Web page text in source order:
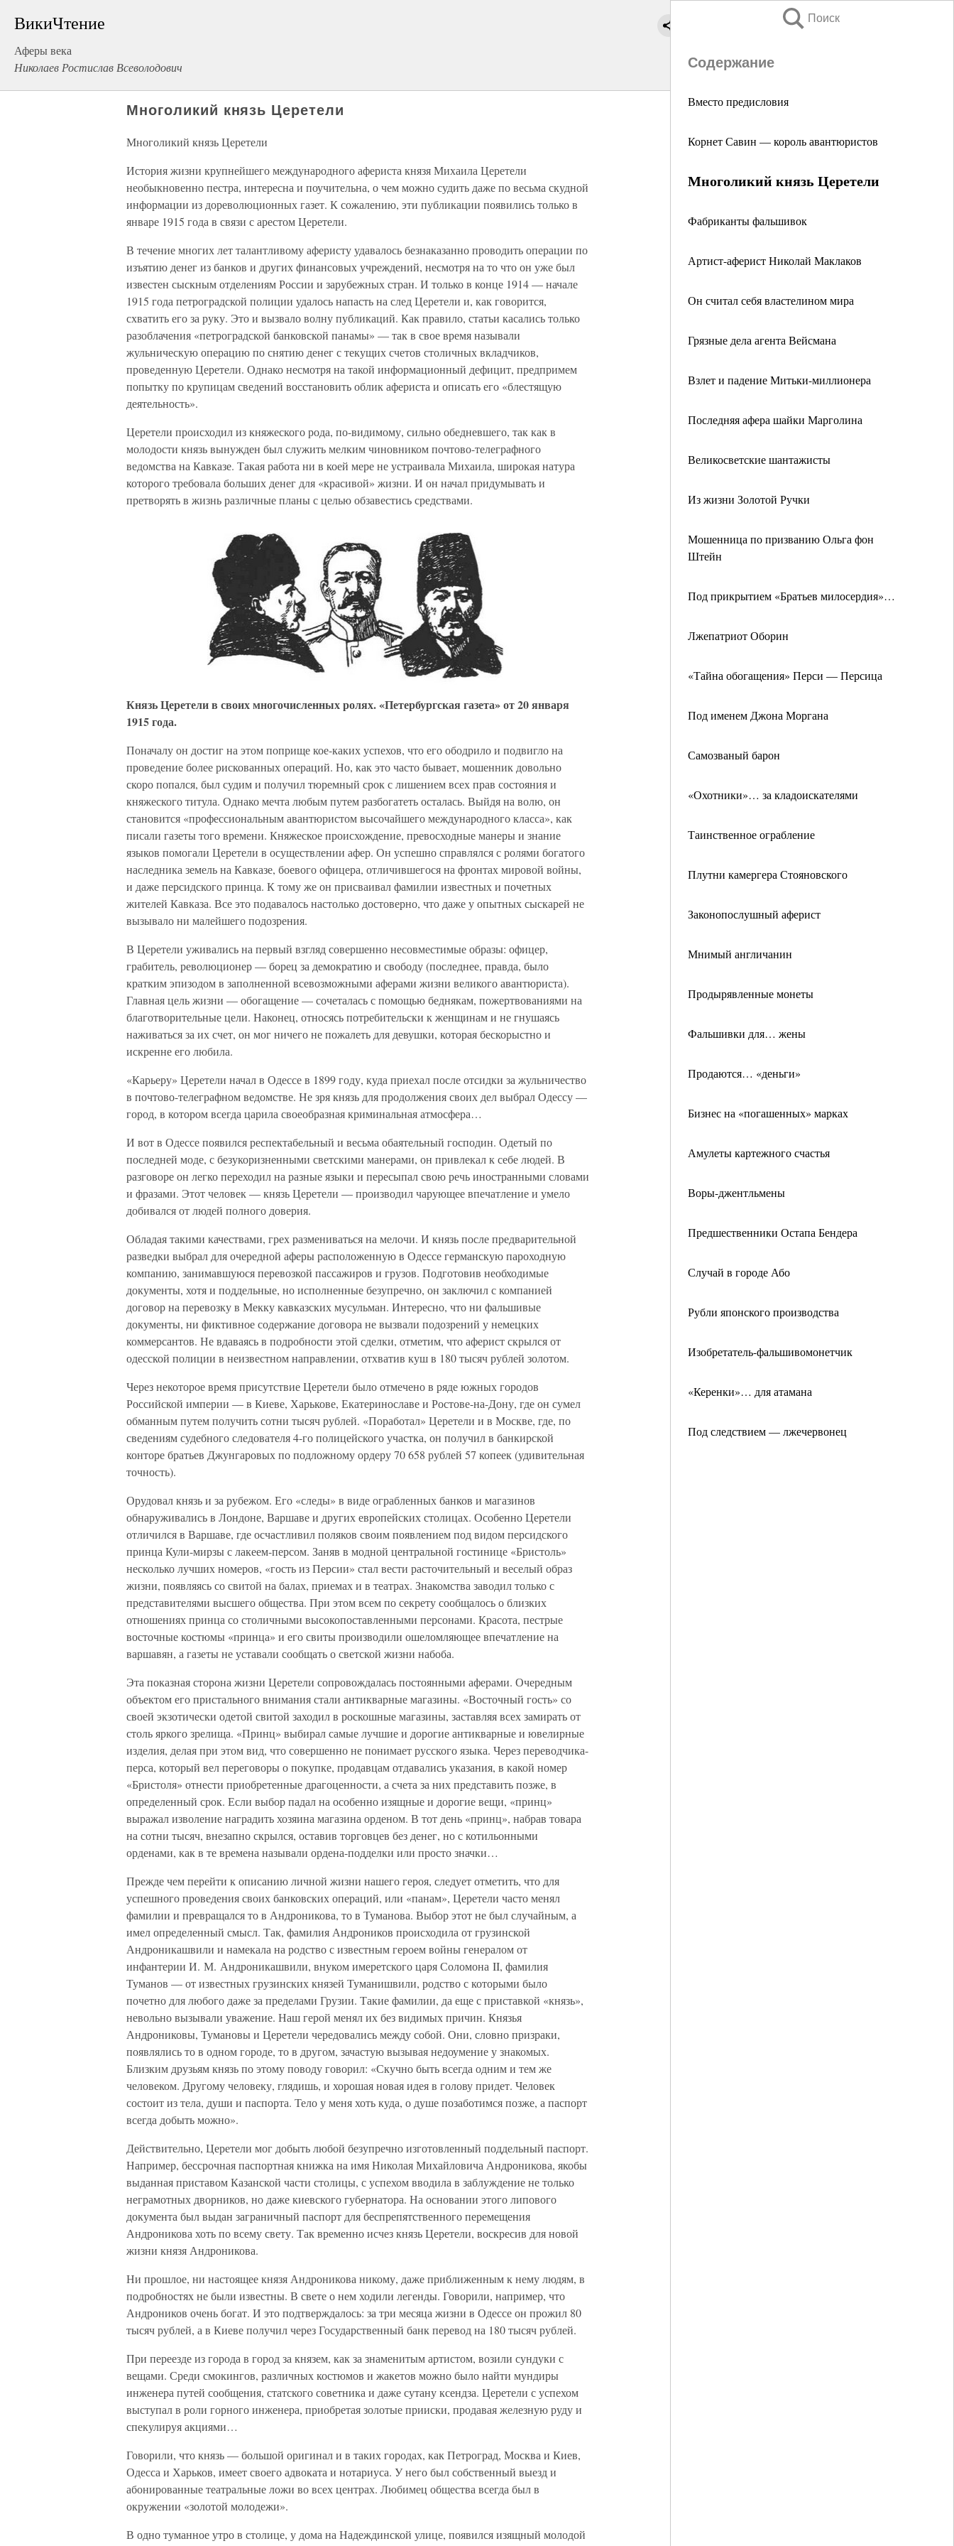
ВикиЧтение
Аферы века
Николаев Ростислав Всеволодович
Поиск
Содержание
Вместо предисловия
Корнет Савин — король авантюристов
Многоликий князь Церетели
Фабриканты фальшивок
Артист-аферист Николай Маклаков
Он считал себя властелином мира
Грязные дела агента Вейсмана
Взлет и падение Митьки-миллионера
Последняя афера шайки Марголина
Великосветские шантажисты
Из жизни Золотой Ручки
Мошенница по призванию Ольга фон
Штейн
Под прикрытием «Братьев милосердия»…
Лжепатриот Оборин
«Тайна обогащения» Перси — Персица
Под именем Джона Моргана
Самозваный барон
«Охотники»… за кладоискателями
Таинственное ограбление
Плутни камергера Стояновского
Законопослушный аферист
Мнимый англичанин
Продырявленные монеты
Фальшивки для… жены
Продаются… «деньги»
Бизнес на «погашенных» марках
Амулеты картежного счастья
Воры-джентльмены
Предшественники Остапа Бендера
Случай в городе Або
Рубли японского производства
Изобретатель-фальшивомонетчик
«Керенки»… для атамана
Под следствием — лжечервонец
Многоликий князь Церетели
Многоликий князь Церетели
История жизни крупнейшего международного афериста князя Михаила Церетели
необыкновенно пестра, интересна и поучительна, о чем можно судить даже по весьма скудной
информации из дореволюционных газет. К сожалению, эти публикации появились только в
январе 1915 года в связи с арестом Церетели.
В течение многих лет талантливому аферисту удавалось безнаказанно проводить операции по
изъятию денег из банков и других финансовых учреждений, несмотря на то что он уже был
известен сыскным отделениям России и зарубежных стран. И только в конце 1914 — начале
1915 года петроградской полиции удалось напасть на след Церетели и, как говорится,
схватить его за руку. Это и вызвало волну публикаций. Как правило, статьи касались только
разоблачения «петроградской банковской панамы» — так в свое время называли
жульническую операцию по снятию денег с текущих счетов столичных вкладчиков,
проведенную Церетели. Однако несмотря на такой информационный дефицит, предпримем
попытку по крупицам сведений восстановить облик афериста и описать его «блестящую
деятельность».
Церетели происходил из княжеского рода, по-видимому, сильно обедневшего, так как в
молодости князь вынужден был служить мелким чиновником почтово-телеграфного
ведомства на Кавказе. Такая работа ни в коей мере не устраивала Михаила, широкая натура
которого требовала больших денег для «красивой» жизни. И он начал придумывать и
претворять в жизнь различные планы с целью обзавестись средствами.
Князь Церетели в своих многочисленных ролях. «Петербургская газета» от 20 января
1915 года.
Поначалу он достиг на этом поприще кое-каких успехов, что его ободрило и подвигло на
проведение более рискованных операций. Но, как это часто бывает, мошенник довольно
скоро попался, был судим и получил тюремный срок с лишением всех прав состояния и
княжеского титула. Однако мечта любым путем разбогатеть осталась. Выйдя на волю, он
становится «профессиональным авантюристом высочайшего международного класса», как
писали газеты того времени. Княжеское происхождение, превосходные манеры и знание
языков помогали Церетели в осуществлении афер. Он успешно справлялся с ролями богатого
наследника земель на Кавказе, боевого офицера, отличившегося на фронтах мировой войны,
и даже персидского принца. К тому же он присваивал фамилии известных и почетных
жителей Кавказа. Все это подавалось настолько достоверно, что даже у опытных сыскарей не
вызывало ни малейшего подозрения.
В Церетели уживались на первый взгляд совершенно несовместимые образы: офицер,
грабитель, революционер — борец за демократию и свободу (последнее, правда, было
кратким эпизодом в заполненной всевозможными аферами жизни великого авантюриста).
Главная цель жизни — обогащение — сочеталась с помощью беднякам, пожертвованиями на
благотворительные цели. Наконец, относясь потребительски к женщинам и не гнушаясь
наживаться за их счет, он мог ничего не пожалеть для девушки, которая бескорыстно и
искренне его любила.
«Карьеру» Церетели начал в Одессе в 1899 году, куда приехал после отсидки за жульничество
в почтово-телеграфном ведомстве. Не зря князь для продолжения своих дел выбрал Одессу —
город, в котором всегда царила своеобразная криминальная атмосфера…
И вот в Одессе появился респектабельный и весьма обаятельный господин. Одетый по
последней моде, с безукоризненными светскими манерами, он привлекал к себе людей. В
разговоре он легко переходил на разные языки и пересыпал свою речь иностранными словами
и фразами. Этот человек — князь Церетели — производил чарующее впечатление и умело
добивался от людей полного доверия.
Обладая такими качествами, грех размениваться на мелочи. И князь после предварительной
разведки выбрал для очередной аферы расположенную в Одессе германскую пароходную
компанию, занимавшуюся перевозкой пассажиров и грузов. Подготовив необходимые
документы, хотя и поддельные, но исполненные безупречно, он заключил с компанией
договор на перевозку в Мекку кавказских мусульман. Интересно, что ни фальшивые
документы, ни фиктивное содержание договора не вызвали подозрений у немецких
коммерсантов. Не вдаваясь в подробности этой сделки, отметим, что аферист скрылся от
одесской полиции в неизвестном направлении, отхватив куш в 180 тысяч рублей золотом.
Через некоторое время присутствие Церетели было отмечено в ряде южных городов
Российской империи — в Киеве, Харькове, Екатеринославе и Ростове-на-Дону, где он сумел
обманным путем получить сотни тысяч рублей. «Поработал» Церетели и в Москве, где, по
сведениям судебного следователя 4-го полицейского участка, он получил в банкирской
конторе братьев Джунгаровых по подложному ордеру 70 658 рублей 57 копеек (удивительная
точность).
Орудовал князь и за рубежом. Его «следы» в виде ограбленных банков и магазинов
обнаруживались в Лондоне, Варшаве и других европейских столицах. Особенно Церетели
отличился в Варшаве, где осчастливил поляков своим появлением под видом персидского
принца Кули-мирзы с лакеем-персом. Заняв в модной центральной гостинице «Бристоль»
несколько лучших номеров, «гость из Персии» стал вести расточительный и веселый образ
жизни, появляясь со свитой на балах, приемах и в театрах. Знакомства заводил только с
представителями высшего общества. При этом всем по секрету сообщалось о близких
отношениях принца со столичными высокопоставленными персонами. Красота, пестрые
восточные костюмы «принца» и его свиты производили ошеломляющее впечатление на
варшавян, а газеты не уставали сообщать о светской жизни набоба.
Эта показная сторона жизни Церетели сопровождалась постоянными аферами. Очередным
объектом его пристального внимания стали антикварные магазины. «Восточный гость» со
своей экзотически одетой свитой заходил в роскошные магазины, заставляя всех замирать от
столь яркого зрелища. «Принц» выбирал самые лучшие и дорогие антикварные и ювелирные
изделия, делая при этом вид, что совершенно не понимает русского языка. Через переводчика-
перса, который вел переговоры о покупке, продавцам отдавались указания, в какой номер
«Бристоля» отнести приобретенные драгоценности, а счета за них представить позже, в
определенный срок. Если выбор падал на особенно изящные и дорогие вещи, «принц»
выражал изволение наградить хозяина магазина орденом. В тот день «принц», набрав товара
на сотни тысяч, внезапно скрылся, оставив торговцев без денег, но с котильонными
орденами, как в те времена называли ордена-подделки или просто значки…
Прежде чем перейти к описанию личной жизни нашего героя, следует отметить, что для
успешного проведения своих банковских операций, или «панам», Церетели часто менял
фамилии и превращался то в Андроникова, то в Туманова. Выбор этот не был случайным, а
имел определенный смысл. Так, фамилия Андроников происходила от грузинской
Андроникашвили и намекала на родство с известным героем войны генералом от
инфантерии И. М. Андроникашвили, внуком имеретского царя Соломона II, фамилия
Туманов — от известных грузинских князей Туманишвили, родство с которыми было
почетно для любого даже за пределами Грузии. Такие фамилии, да еще с приставкой «князь»,
невольно вызывали уважение. Наш герой менял их без видимых причин. Князья
Андрониковы, Тумановы и Церетели чередовались между собой. Они, словно призраки,
появлялись то в одном городе, то в другом, зачастую вызывая недоумение у знакомых.
Близким друзьям князь по этому поводу говорил: «Скучно быть всегда одним и тем же
человеком. Другому человеку, глядишь, и хорошая новая идея в голову придет. Человек
состоит из тела, души и паспорта. Тело у меня хоть куда, о душе позаботимся позже, а паспорт
всегда добыть можно».
Действительно, Церетели мог добыть любой безупречно изготовленный поддельный паспорт.
Например, бессрочная паспортная книжка на имя Николая Михайловича Андроникова, якобы
выданная приставом Казанской части столицы, с успехом вводила в заблуждение не только
неграмотных дворников, но даже киевского губернатора. На основании этого липового
документа был выдан заграничный паспорт для беспрепятственного перемещения
Андроникова хоть по всему свету. Так временно исчез князь Церетели, воскресив для новой
жизни князя Андроникова.
Ни прошлое, ни настоящее князя Андроникова никому, даже приближенным к нему людям, в
подробностях не были известны. В свете о нем ходили легенды. Говорили, например, что
Андроников очень богат. И это подтверждалось: за три месяца жизни в Одессе он прожил 80
тысяч рублей, а в Киеве получил через Государственный банк перевод на 180 тысяч рублей.
При переезде из города в город за князем, как за знаменитым артистом, возили сундуки с
вещами. Среди смокингов, различных костюмов и жакетов можно было найти мундиры
инженера путей сообщения, статского советника и даже сутану ксендза. Церетели с успехом
выступал в роли горного инженера, приобретая золотые прииски, продавая железную руду и
спекулируя акциями…
Говорили, что князь — большой оригинал и в таких городах, как Петроград, Москва и Киев,
Одесса и Харьков, имеет своего адвоката и нотариуса. У него был собственный выезд и
абонированные театральные ложи во всех центрах. Любимец общества всегда был в
окружении «золотой молодежи».
В одно туманное утро в столице, у дома на Надеждинской улице, появился изящный молодой